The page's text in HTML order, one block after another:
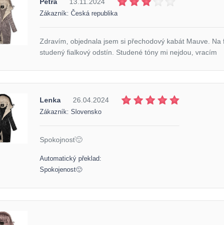
Zákazník: Česká republika
Zdravím, objednala jsem si přechodový kabát Mauve.
studený fialkový odstín. Studené tóny mi nejdou, vracím
Lenka 26.04.2024
Zákazník: Slovensko
Spokojnosť🙂
Automatický překlad:
Spokojenost🙂